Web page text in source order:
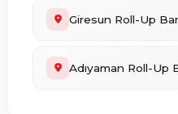
Giresun Roll-Up
Adıyaman Roll-Up